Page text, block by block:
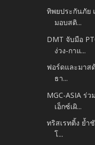
ทิพยประกันภัย
มอบสติ...
DMT จับมือ
ง่วง-กาแ...
ฟอร์ดและมาส
ธา...
MGC-ASIA ร่
เอ็กซ์เผิ...
ทริสเรทติ้ง ย้ำ
โ...